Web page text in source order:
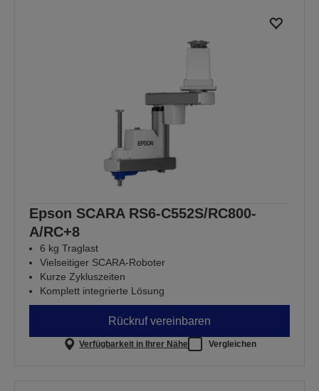
Epson SCARA RS6-C552S/RC800-
A/RC+8
6 kg Traglast
Vielseitiger SCARA-Roboter
Kurze Zykluszeiten
Komplett integrierte Lösung
Rückruf vereinbaren
Verfügbarkeit in Ihrer Nähe Vergleichen